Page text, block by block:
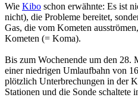
Wie Kibo schon erwähnte: Es ist
nicht), die Probleme bereitet,
Gas, die vom Kometen
Kometen (= Koma).
Bis zum Wochenende um den 28.
einer niedrigen Umlaufbahn von
plötzlich Unterbrechungen in der
Stationen und die Sonde schaltete